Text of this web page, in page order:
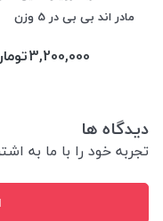
مادر اند بی بی در 5 وزن
3,200,000
دیدگاه ها
تجربه خود را با ما به